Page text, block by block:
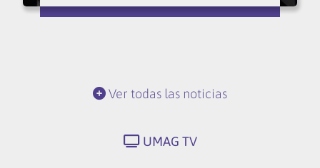
Ver todas las noticias
UMAG TV